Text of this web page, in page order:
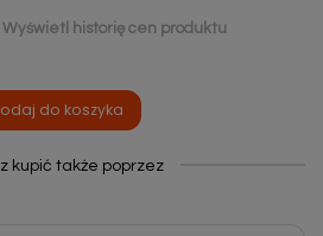
Wyświetl historię cen produktu
do koszyka
kupić także poprzez